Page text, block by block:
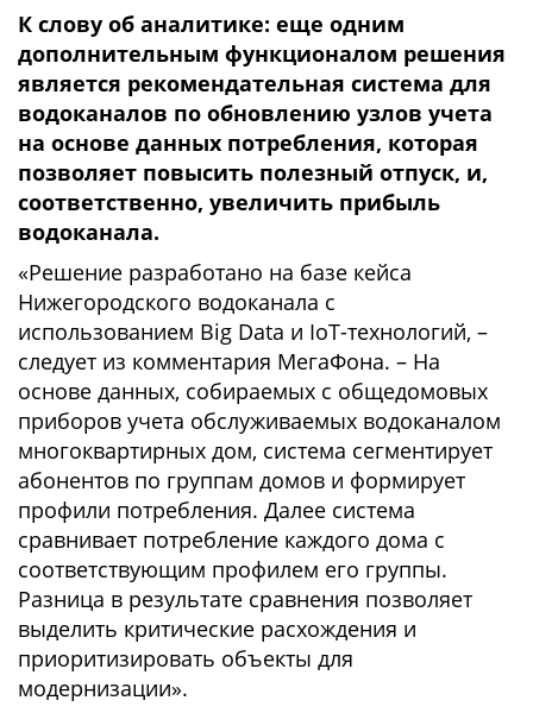
К слову об аналитике: еще одним
дополнительным функционалом решения
является рекомендательная система для
водоканалов по обновлению узлов учета
на основе данных потребления, которая
позволяет повысить полезный отпуск, и,
соответственно, увеличить прибыль
водоканала.
«Решение разработано на базе кейса
Нижегородского водоканала с
использованием Big Data и IoT-технологий, –
следует из комментария МегаФона. – На
основе данных, собираемых с общедомовых
приборов учета обслуживаемых водоканалом
многоквартирных дом, система сегментирует
абонентов по группам домов и формирует
профили потребления. Далее система
сравнивает потребление каждого дома с
соответствующим профилем его группы.
Разница в результате сравнения позволяет
выделить критические расхождения и
приоритизировать объекты для
модернизации».